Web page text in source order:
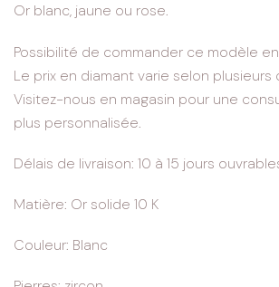
Or blanc, jaune ou rose.
Possibilité de commander ce modèle
Le prix en diamant varie selon plusieurs
Visitez-nous en magasin pour une
plus personnalisée.
Délais de livraison: 10 à 15 jours
Matière: Or solide 10 K
Couleur: Blanc